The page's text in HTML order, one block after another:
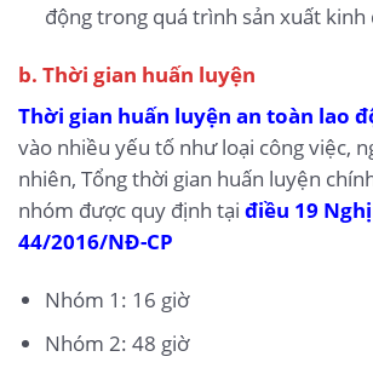
động trong quá trình sản xuất kinh
b. Thời gian huấn luyện
Thời gian huấn luyện an toàn lao
vào nhiều yếu tố như loại công việc,
nhiên, Tổng thời gian huấn luyện
nhóm được quy định tại điều 19
44/2016/NĐ-CP
Nhóm 1: 16 giờ
Nhóm 2: 48 giờ